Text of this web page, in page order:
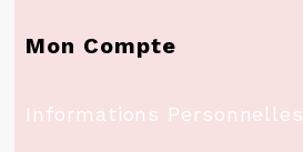
Mon Compte
Informations Personnelles